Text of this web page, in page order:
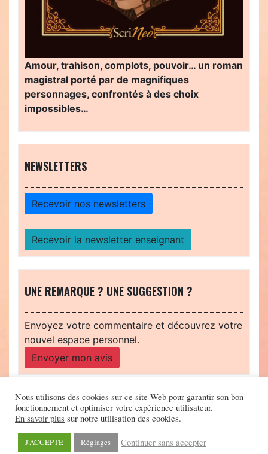
Amour, trahison, complots, pouvoir… un roman
magistral porté par de magnifiques
personnages, confrontés à des choix
impossibles…
NEWSLETTERS
Recevoir nos newsletters
Recevoir la newsletter enseignant
UNE REMARQUE ? UNE SUGGESTION ?
Envoyez votre commentaire et découvrez votre
nouvel espace personnel.
Envoyer mon avis
Nous utilisons des cookies sur ce site Web pour garantir son bon
fonctionnement et optimiser votre expérience utilisateur.
En savoir plus sur notre utilisation des cookies.
J'ACCEPTE Réglages Continuer sans accepter